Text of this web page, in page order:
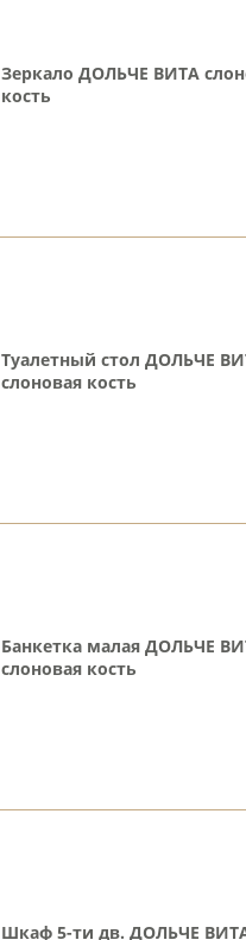
Зеркало ДОЛЬЧЕ ВИТА
кость
Туалетный стол ДОЛЬЧЕ
слоновая кость
Банкетка малая ДОЛЬЧЕ
слоновая кость
Шкаф 5-ти дв. ДОЛЬЧЕ